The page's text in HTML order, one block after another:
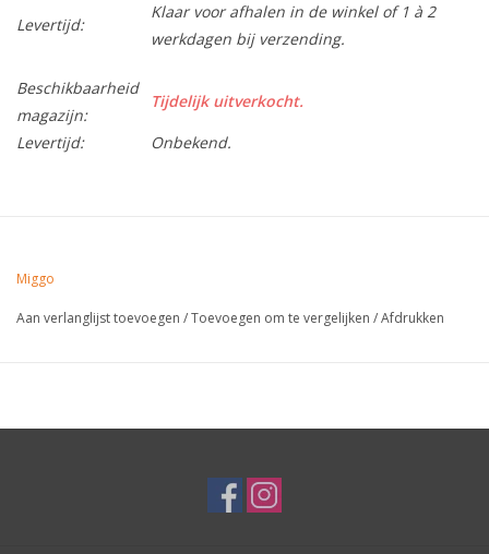
Levertijd:
Klaar voor afhalen in de winkel of 1 à 2
werkdagen bij verzending.
Beschikbaarheid
magazijn:
Tijdelijk uitverkocht.
Levertijd:
Onbekend.
Miggo
Aan verlanglijst toevoegen /Toevoegen om te vergelijken /Afdrukken